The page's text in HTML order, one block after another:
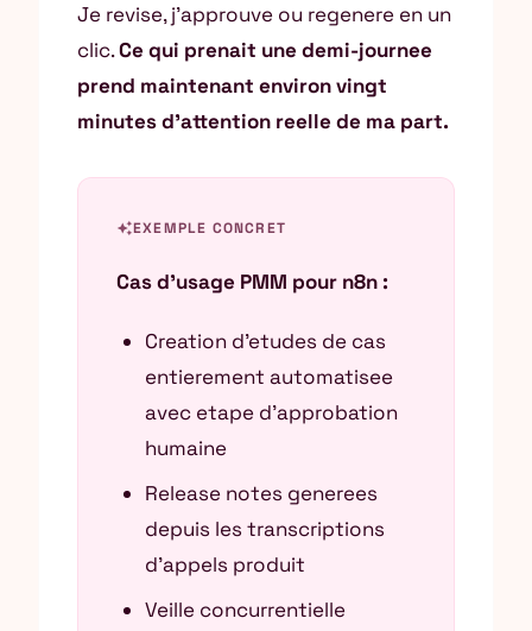
Je revise, j’approuve ou regenere en un
clic.Ce qui prenait une demi-journee
prend maintenant environ vingt
minutes d’attention reelle de ma part.
auto_awesomeEXEMPLE CONCRET
Cas d’usage PMM pour n8n :
Creation d’etudes de cas
entierement automatisee
avec etape d’approbation
humaine
Release notes generees
depuis les transcriptions
d’appels produit
Veille concurrentielle